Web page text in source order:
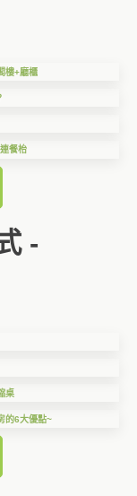
樓+廳櫃
餐枱
-
桌
的6大優點~